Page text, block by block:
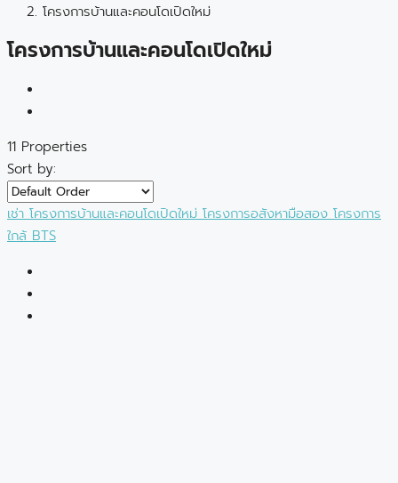
โครงการบ้านและคอนโดเปิดใหม่
โครงการบ้านและคอนโดเปิดใหม่
11 Properties
Sort by:
เช่า โครงการบ้านและคอนโดเปิดใหม่ โครงการอสังหามือสอง โครงการ
ใกล้ BTS